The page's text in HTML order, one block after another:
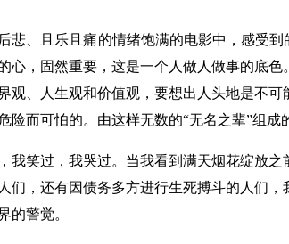
、且乐且痛的情绪饱满的电影中，感受到
心，固然重要，这是一个人做人做事的底
观、人生观和价值观，要想出人头地是不
险而可怕的。由这样无数的“无名之辈”组成
笑过，我哭过。当我看到满天烟花绽放之
们，还有因债务多方进行生死搏斗的人们
的警觉。